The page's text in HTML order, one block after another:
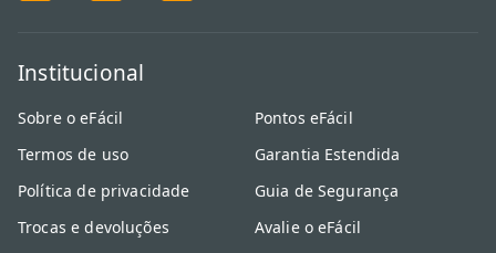
Institucional
Sobre o eFácil
Termos de uso
Política de privacidade
Trocas e devoluções
Pontos eFácil
Garantia Estendida
Guia de Segurança
Avalie o eFácil